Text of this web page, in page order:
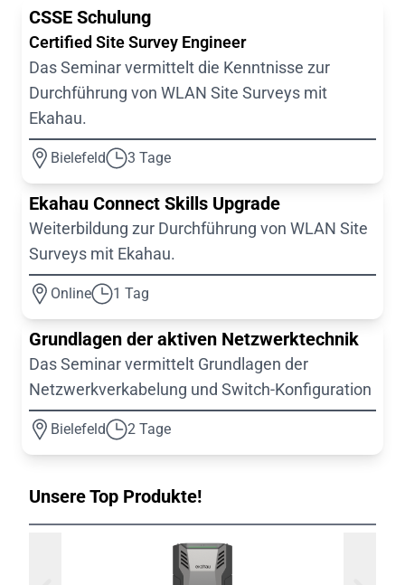
CSSE Schulung
Certified Site Survey Engineer
Das Seminar vermittelt die Kenntnisse zur
Durchführung von WLAN Site Surveys mit
Ekahau.
Bielefeld 3 Tage
Ekahau Connect Skills Upgrade
Weiterbildung zur Durchführung von WLAN Site
Surveys mit Ekahau.
Online 1 Tag
Grundlagen der aktiven Netzwerktechnik
Das Seminar vermittelt Grundlagen der
Netzwerkverkabelung und Switch-Konfiguration
Bielefeld 2 Tage
Unsere Top Produkte!